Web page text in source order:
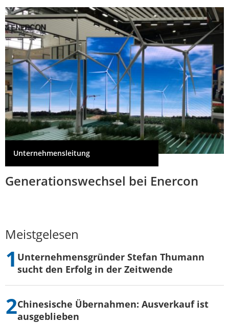
Unternehmensleitung
Generationswechsel bei Enercon
Meistgelesen
Unternehmensgründer Stefan Thumann
sucht den Erfolg in der Zeitwende
Chinesische Übernahmen: Ausverkauf ist
ausgeblieben